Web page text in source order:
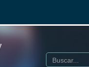
Buscar